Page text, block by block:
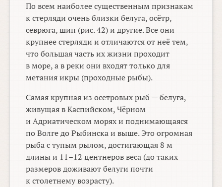
По всем наиболее существенным признакам
к стерляди очень близки белуга, осётр,
севрюга, шип (рис. 42) и другие. Все они
крупнее стерляди и отличаются от неё тем,
что большая часть их жизни проходит
в море, а в реки они входят только для
метания икры (проходные рыбы).
Самая крупная из осетровых рыб — белуга,
живущая в Каспийском, Чёрном
и Адриатическом морях и поднимающаяся
по Волге до Рыбинска и выше. Это огромная
рыба с тупым рылом, достигающая 8 м
длины и 11–12 центнеров веса (до таких
размеров доживают белуги почти
к столетнему возрасту).